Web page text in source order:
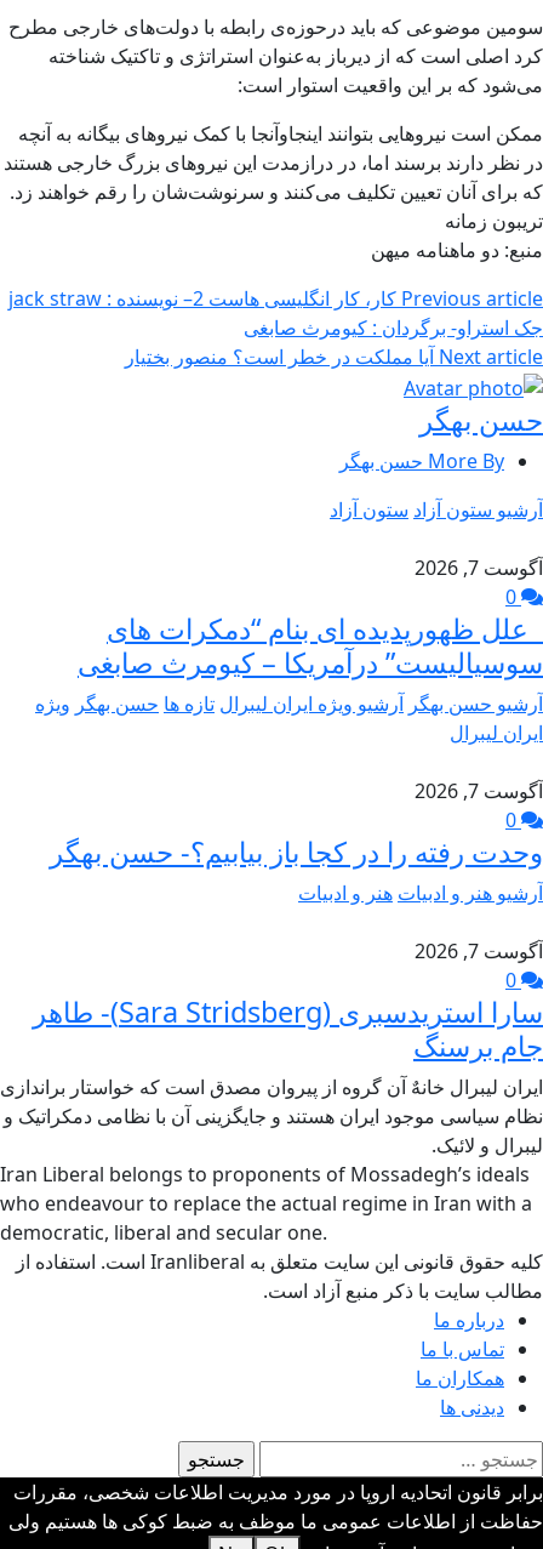
سومین موضوعی که باید درحوزه‌ی رابطه با دولت‌های خارجی مطرح
کرد اصلی است که از دیرباز به‌عنوان استراتژی و تاکتیک شناخته
می‌شود که بر این واقعیت استوار است‌:
ممکن است نیروهایی بتوانند اینجاوآنجا با کمک نیروهای بیگانه به آنچه
در نظر دارند برسند اما، در درازمدت این نیروهای بزرگ خارجی هستند
که برای آنان تعیین تکلیف می‌کنند و سرنوشت‌شان را رقم خواهند زد.
تریبون زمانه
منبع: دو ماهنامه میهن
Previous article
کار، کار انگلیسی هاست 2– نویسنده : jack straw
جک استراو- برگردان : کیومرث صابغی
Next article آیا مملکت در خطر است؟ منصور بختیار
حسن بهگر
More By حسن بهگر
آرشیو ستون آزاد ستون آزاد
آگوست 7, 2026
علل ظهورپدیده ای بنام “دمکرات های
سوسیالیست” درآمریکا – کیومرث صابغی
آرشیو حسن بهگر آرشیو ویژه ایران لیبرال تازه ها حسن بهگر ویژه
ایران لیبرال
آگوست 7, 2026
وحدت رفته را در کجا باز بیابیم؟- حسن بهگر
آرشیو هنر و ادبیات هنر و ادبیات
آگوست 7, 2026
سارا استریدسبری (Sara Stridsberg)- طاهر
جام برسنگ
ایران لیبرال خانهٌ آن گروه از پیروان مصدق است که خواستار براندازی
نظام سیاسی موجود ایران هستند و جایگزینی آن با نظامی دمکراتیک و
لیبرال و لائیک.
Iran Liberal belongs to proponents of Mossadegh’s ideals
who endeavour to replace the actual regime in Iran with a
democratic, liberal and secular one.
کلیه حقوق قانونی این سایت متعلق به Iranliberal است. استفاده از
مطالب سایت با ذکر منبع آزاد است.
درباره ما
تماس با ما
همکاران ما
دیدنی ها
جستجو
برای:
برابر قانون اتحادیه اروپا در مورد مدیریت اطلاعات شخصی، مقررات
حفاظت از اطلاعات عمومی ما موظف به ضبط کوکی ها هستیم ولی